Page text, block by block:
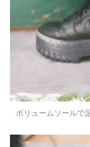
ボリュームソールで